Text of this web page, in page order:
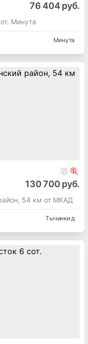
76 404 руб.
Минута
Минута
130 700 руб.
54 км от МКАД
Тычинки д